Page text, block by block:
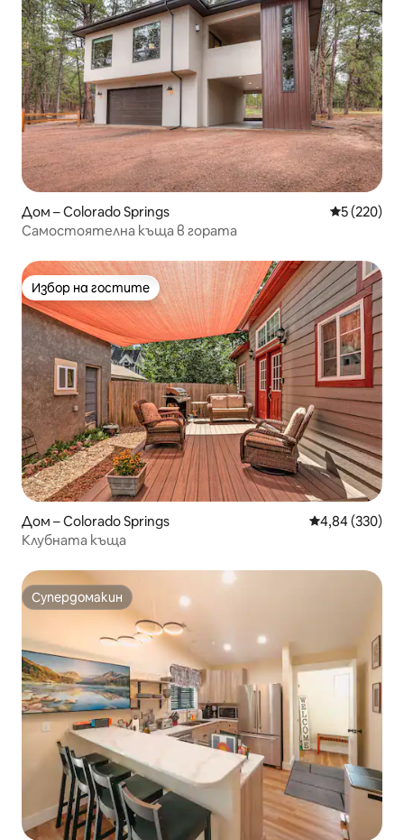
Дом – Colorado Springs Средна
5 (220)
Самостоятелна къща в гората
Избор на гостите
Избор на гостите
Дом – Colorado Springs Средна
4,84 (330)
Клубната къща
Супердомакин
Супердомакин